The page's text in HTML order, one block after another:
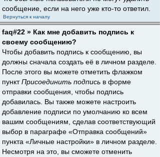
сообщение, если на него уже кто-то ответил.
Вернуться к началу
faq#22 » Как мне добавить подпись к
своему сообщению?
Чтобы добавить подпись к сообщению, вы
должны сначала создать её в личном разделе.
После этого вы можете отметить флажком
пунктПрисоединить подпись в форме
отправки сообщения, чтобы подпись
добавилась. Вы также можете настроить
добавление подписи по умолчанию ко всем
вашим сообщениям, сделав соответствующий
выбор в параграфе «Отправка сообщений»
пункта «Личные настройки» в личном разделе.
Несмотря на это, вы сможете отменить